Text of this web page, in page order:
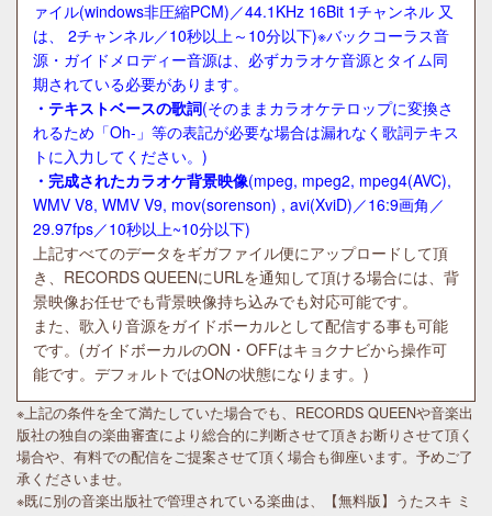
ァイル(windows非圧縮PCM)／44.1KHz 16Bit 1チャンネル 又
は、 2チャンネル／10秒以上～10分以下)※バックコーラス音
源・ガイドメロディー音源は、必ずカラオケ音源とタイム同
期されている必要があります。
・テキストベースの歌詞(そのままカラオケテロップに変換さ
れるため「Oh-」等の表記が必要な場合は漏れなく歌詞テキス
トに入力してください。)
・完成されたカラオケ背景映像(mpeg, mpeg2, mpeg4(AVC),
WMV V8, WMV V9, mov(sorenson) , avi(XviD)／16:9画角／
29.97fps／10秒以上~10分以下)
上記すべてのデータをギガファイル便にアップロードして頂
き、RECORDS QUEENにURLを通知して頂ける場合には、背
景映像お任せでも背景映像持ち込みでも対応可能です。
また、歌入り音源をガイドボーカルとして配信する事も可能
です。(ガイドボーカルのON・OFFはキョクナビから操作可
能です。デフォルトではONの状態になります。)
※上記の条件を全て満たしていた場合でも、RECORDS QUEENや音楽出
版社の独自の楽曲審査により総合的に判断させて頂きお断りさせて頂く
場合や、有料での配信をご提案させて頂く場合も御座います。予めご了
承くださいませ。
※既に別の音楽出版社で管理されている楽曲は、【無料版】うたスキ ミ